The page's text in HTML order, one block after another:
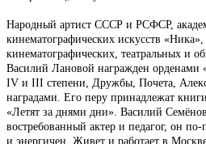
Народный артист СССР и РСФСР,
кинематографических искусств «Ника»,
кинематографических, театральных и
Василий Лановой награжден орденами
IV и III степени, Дружбы, Почета,
наградами. Его перу принадлежат
«Летят за днями дни». Василий
востребованный актер и педагог, он
и энергичен. Живет и работает в